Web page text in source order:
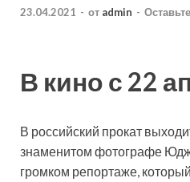
23.04.2021 - от admin -
В кино с 22
В российский прокат
знаменитом фотографе
громком репортаже,